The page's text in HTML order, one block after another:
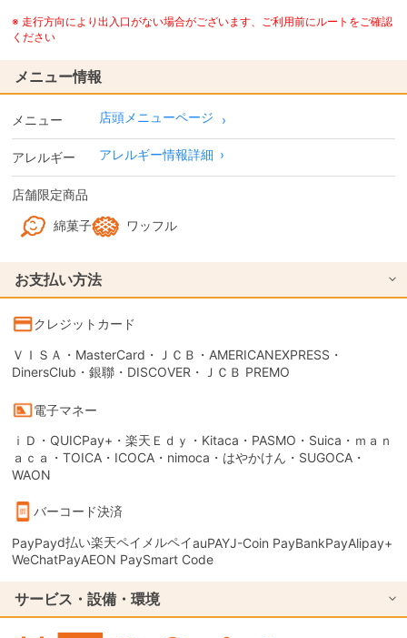
※ 走行方向により出入口がない場合がございます、ご利用前にルートをご確認
ください
メニュー情報
メニュー 店頭メニューページ
アレルギー アレルギー情報詳細 ›
店舗限定商品
綿菓子
ワッフル
お支払い方法
クレジットカード
ＶＩＳＡ・MasterCard・ＪＣＢ・AMERICANEXPRESS・
DinersClub・銀聯・DISCOVER・ＪＣＢ PREMO
電子マネー
ｉＤ・QUICPay+・楽天Ｅｄｙ・Kitaca・PASMO・Suica・ｍａｎ
ａｃａ・TOICA・ICOCA・nimoca・はやかけん・SUGOCA・
WAON
バーコード決済
PayPayd払い楽天ペイ メルペイauPAYJ-Coin PayBankPayAlipay+
WeChatPayAEON PaySmart Code
サービス・設備・環境